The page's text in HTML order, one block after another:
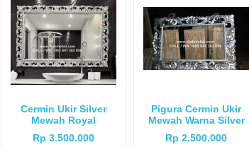
Cermin Ukir Silver
Mewah Royal
Rp 3.500.000
Pigura Cermin Ukir
Mewah Warna Silver
Rp 2.500.000